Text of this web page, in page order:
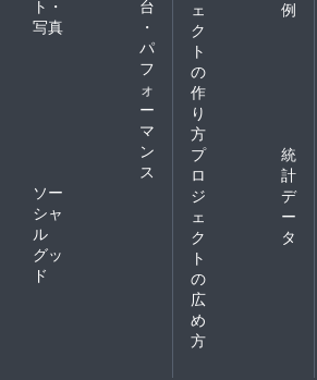
ト・
写真
台
・
パ
フ
ォ
ー
マ
ン
ス
ソー
シャ
ル
グッ
ド
ェ
ク
ト
の
作
り
方
例
プ
ロ
ジ
ェ
ク
ト
の
広
め
方
統
計
デ
ー
タ